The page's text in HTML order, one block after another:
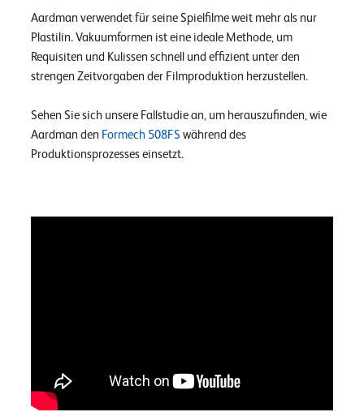
Aardman verwendet für seine Spielfilme weit mehr als nur
Plastilin. Vakuumformen ist eine ideale Methode, um
Requisiten und Kulissen schnell und effizient unter den
strengen Zeitvorgaben der Filmproduktion herzustellen.
Sehen Sie sich unsere Fallstudie an, um herauszufinden, wie
Aardman den Formech 508FS während des
Produktionsprozesses einsetzt.